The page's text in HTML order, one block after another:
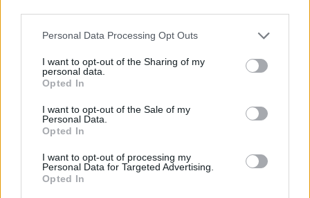
Please note that this website/app uses one or more Google
not limited to your visit or usage behaviour. You may click to
grant or deny consent to Google and its third-party tags to
use your data for below specified purposes in below Google
consent section.
Personal Data Processing Opt Outs
I want to opt-out of the Sharing of my
personal data.
Opted In
I want to opt-out of the Sale of my
Personal Data.
Opted In
I want to opt-out of processing my
Personal Data for Targeted Advertising.
Opted In
Continua a leggere
CANI